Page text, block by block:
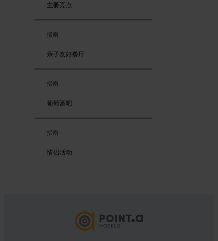
主要亮点
指南
亲子友好餐厅
指南
葡萄酒吧
指南
情侣活动